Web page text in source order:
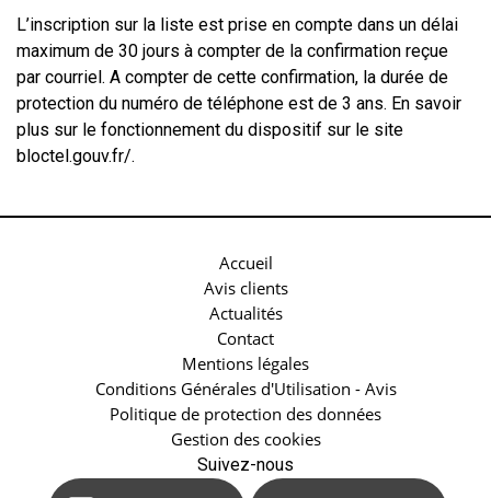
L’inscription sur la liste est prise en compte dans un délai
maximum de 30 jours à compter de la confirmation reçue
par courriel. A compter de cette confirmation, la durée de
protection du numéro de téléphone est de 3 ans. En savoir
plus sur le fonctionnement du dispositif sur le site
bloctel.gouv.fr/.
Accueil
Avis clients
Actualités
Contact
Mentions légales
Conditions Générales d'Utilisation - Avis
Politique de protection des données
Gestion des cookies
Suivez-nous